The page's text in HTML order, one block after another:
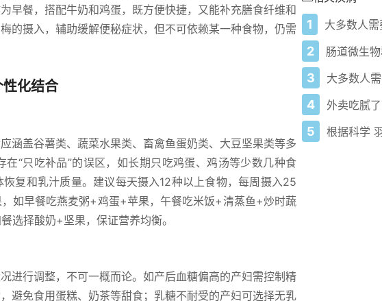
早餐，搭配牛奶和鸡蛋，既方便快捷，又能补充膳食纤维和
的摄入，辅助缓解便秘症状，但不可依赖某一种食物，仍需
化结合
涵盖谷薯类、蔬菜水果类、畜禽鱼蛋奶类、大豆坚果类等多
“只吃补品”的误区，如长期只吃鸡蛋、鸡汤等少数几种食
复和乳汁质量。建议每天摄入12种以上食物，每周摄入25
如早餐吃燕麦粥+鸡蛋+苹果，午餐吃米饭+清蒸鱼+炒时蔬
选择酸奶+坚果，保证营养均衡。
进行调整，不可一概而论。如产后血糖偏高的产妇需控制精
避免食用蛋糕、奶茶等甜食；乳糖不耐受的产妇可选择无乳
1
2
3
4
5